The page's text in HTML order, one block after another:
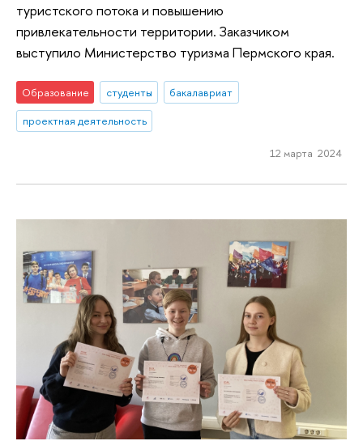
туристского потока и повышению
привлекательности территории. Заказчиком
выступило Министерство туризма Пермского края.
Образование студенты
бакалавриат
проектная деятельность
12 марта 2024